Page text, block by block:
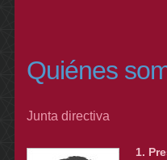
Quiénes
Junta directiva
1.